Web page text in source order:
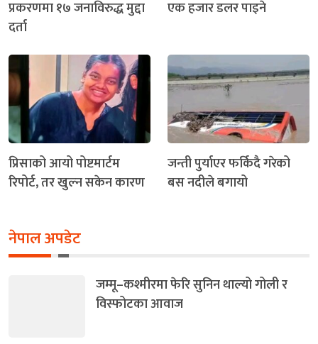
प्रकरणमा १७ जनाविरुद्ध मुद्दा
दर्ता
एक हजार डलर पाइने
प्रिसाको आयो पोष्टमार्टम
रिपोर्ट, तर खुल्न सकेन कारण
जन्ती पुर्याएर फर्किदै गरेको
बस नदीले बगायो
नेपाल अपडेट
जम्मू–कश्मीरमा फेरि सुनिन थाल्यो गोली र
विस्फोटका आवाज